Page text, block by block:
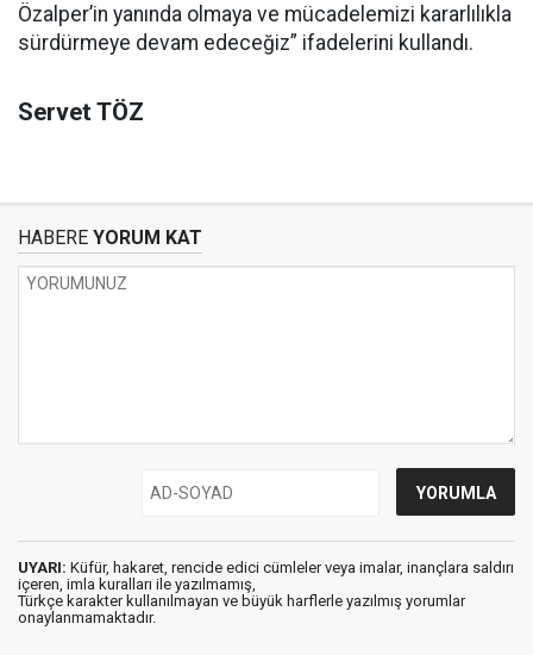
Özalper’in yanında olmaya ve mücadelemizi kararlılıkla
sürdürmeye devam edeceğiz” ifadelerini kullandı.
Servet TÖZ
HABERE YORUM KAT
UYARI: Küfür, hakaret, rencide edici cümleler veya imalar, inançlara saldırı
içeren, imla kuralları ile yazılmamış,
Türkçe karakter kullanılmayan ve büyük harflerle yazılmış yorumlar
onaylanmamaktadır.